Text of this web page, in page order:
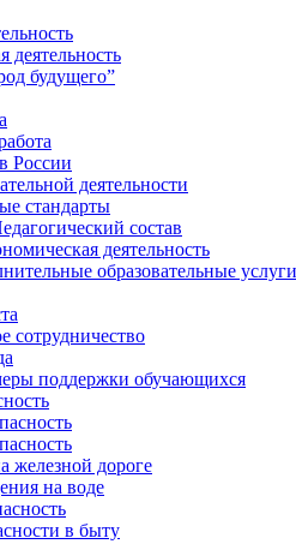
деятельность
будущего”
России
деятельности
стандарты
состав
деятельность
образовательные услуги
сотрудничество
поддержки обучающихся
железной дороге
на воде
в быту